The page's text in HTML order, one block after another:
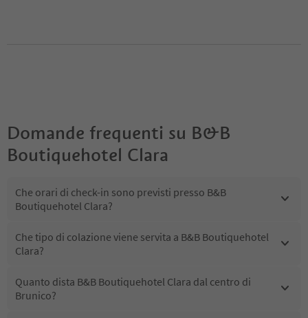
Domande frequenti su B&B
Boutiquehotel Clara
Che orari di check-in sono previsti presso B&B
Boutiquehotel Clara?
Che tipo di colazione viene servita a B&B Boutiquehotel
Clara?
Quanto dista B&B Boutiquehotel Clara dal centro di
Brunico?